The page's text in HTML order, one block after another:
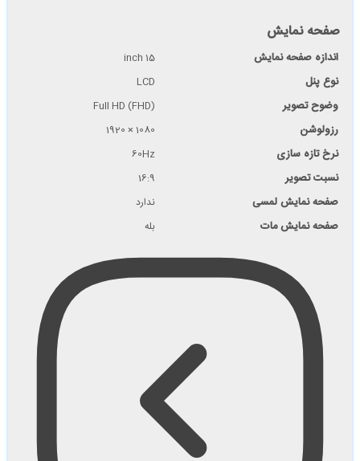
صفحه نمایش
اندازه صفحه نمایش 15 inch
نوع پنل LCD
وضوح تصویر Full HD (FHD)
رزولوشن 1080 × 1920
نرخ تازه سازی 60Hz
نسبت تصویر 16:9
صفحه نمایش لمسی ندارد
صفحه نمایش مات بله